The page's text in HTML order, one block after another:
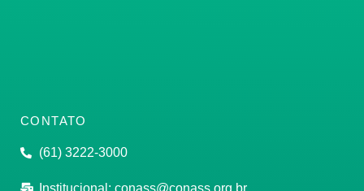
CONTATO
(61) 3222-3000
Institucional: conass@conass.org.br